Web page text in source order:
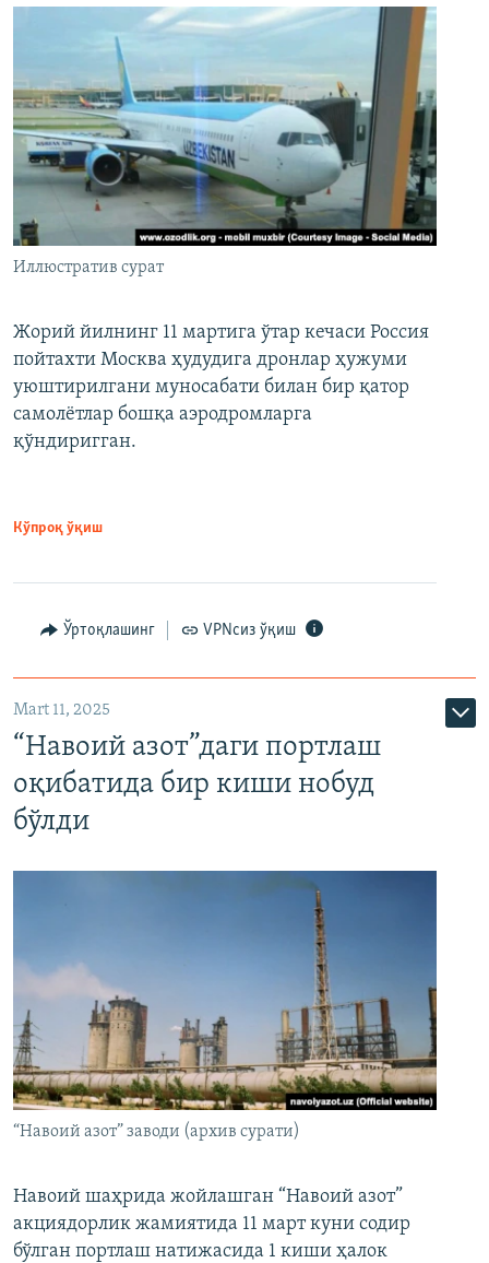
Иллюстратив сурат
Жорий йилнинг 11 мартига ўтар кечаси Россия
пойтахти Москва ҳудудига дронлар ҳужуми
уюштирилгани муносабати билан бир қатор
самолётлар бошқа аэродромларга
қўндиригган.
Кўпроқ ўқиш
Ўртоқлашинг VPNсиз ўқиш
Mart 11, 2025
“Навоий азот”даги портлаш
оқибатида бир киши нобуд
бўлди
“Навоий азот” заводи (архив сурати)
Навоий шаҳрида жойлашган “Навоий азот”
акциядорлик жамиятида 11 март куни содир
бўлган портлаш натижасида 1 киши ҳалок